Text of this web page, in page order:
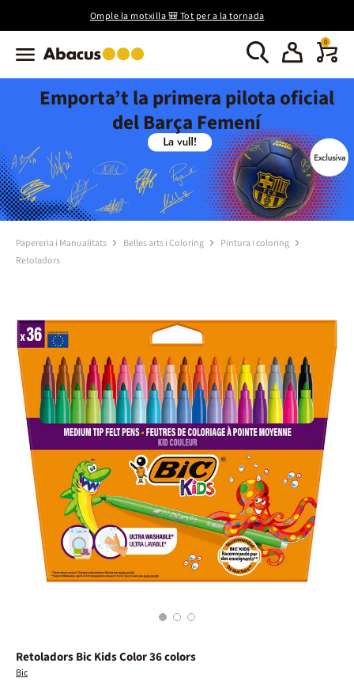
Omple la motxilla 🎒 Tot per a la tornada
0
Emporta’t la primera pilota oficial
del Barça Femení
Papereria i Manualitats Belles arts i Coloring
Pintura i coloring
Retoladors
1 2 3
Retoladors Bic Kids Color 36 colors
Bic